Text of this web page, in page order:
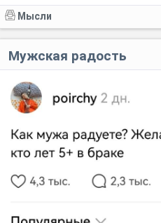
Мысли
Мужская радость